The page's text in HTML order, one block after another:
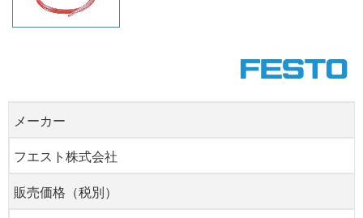
メーカー
フエスト株式会社
販売価格（税別）